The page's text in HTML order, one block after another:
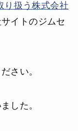
り扱う株式会社
イトのジムセ
さい。
した。